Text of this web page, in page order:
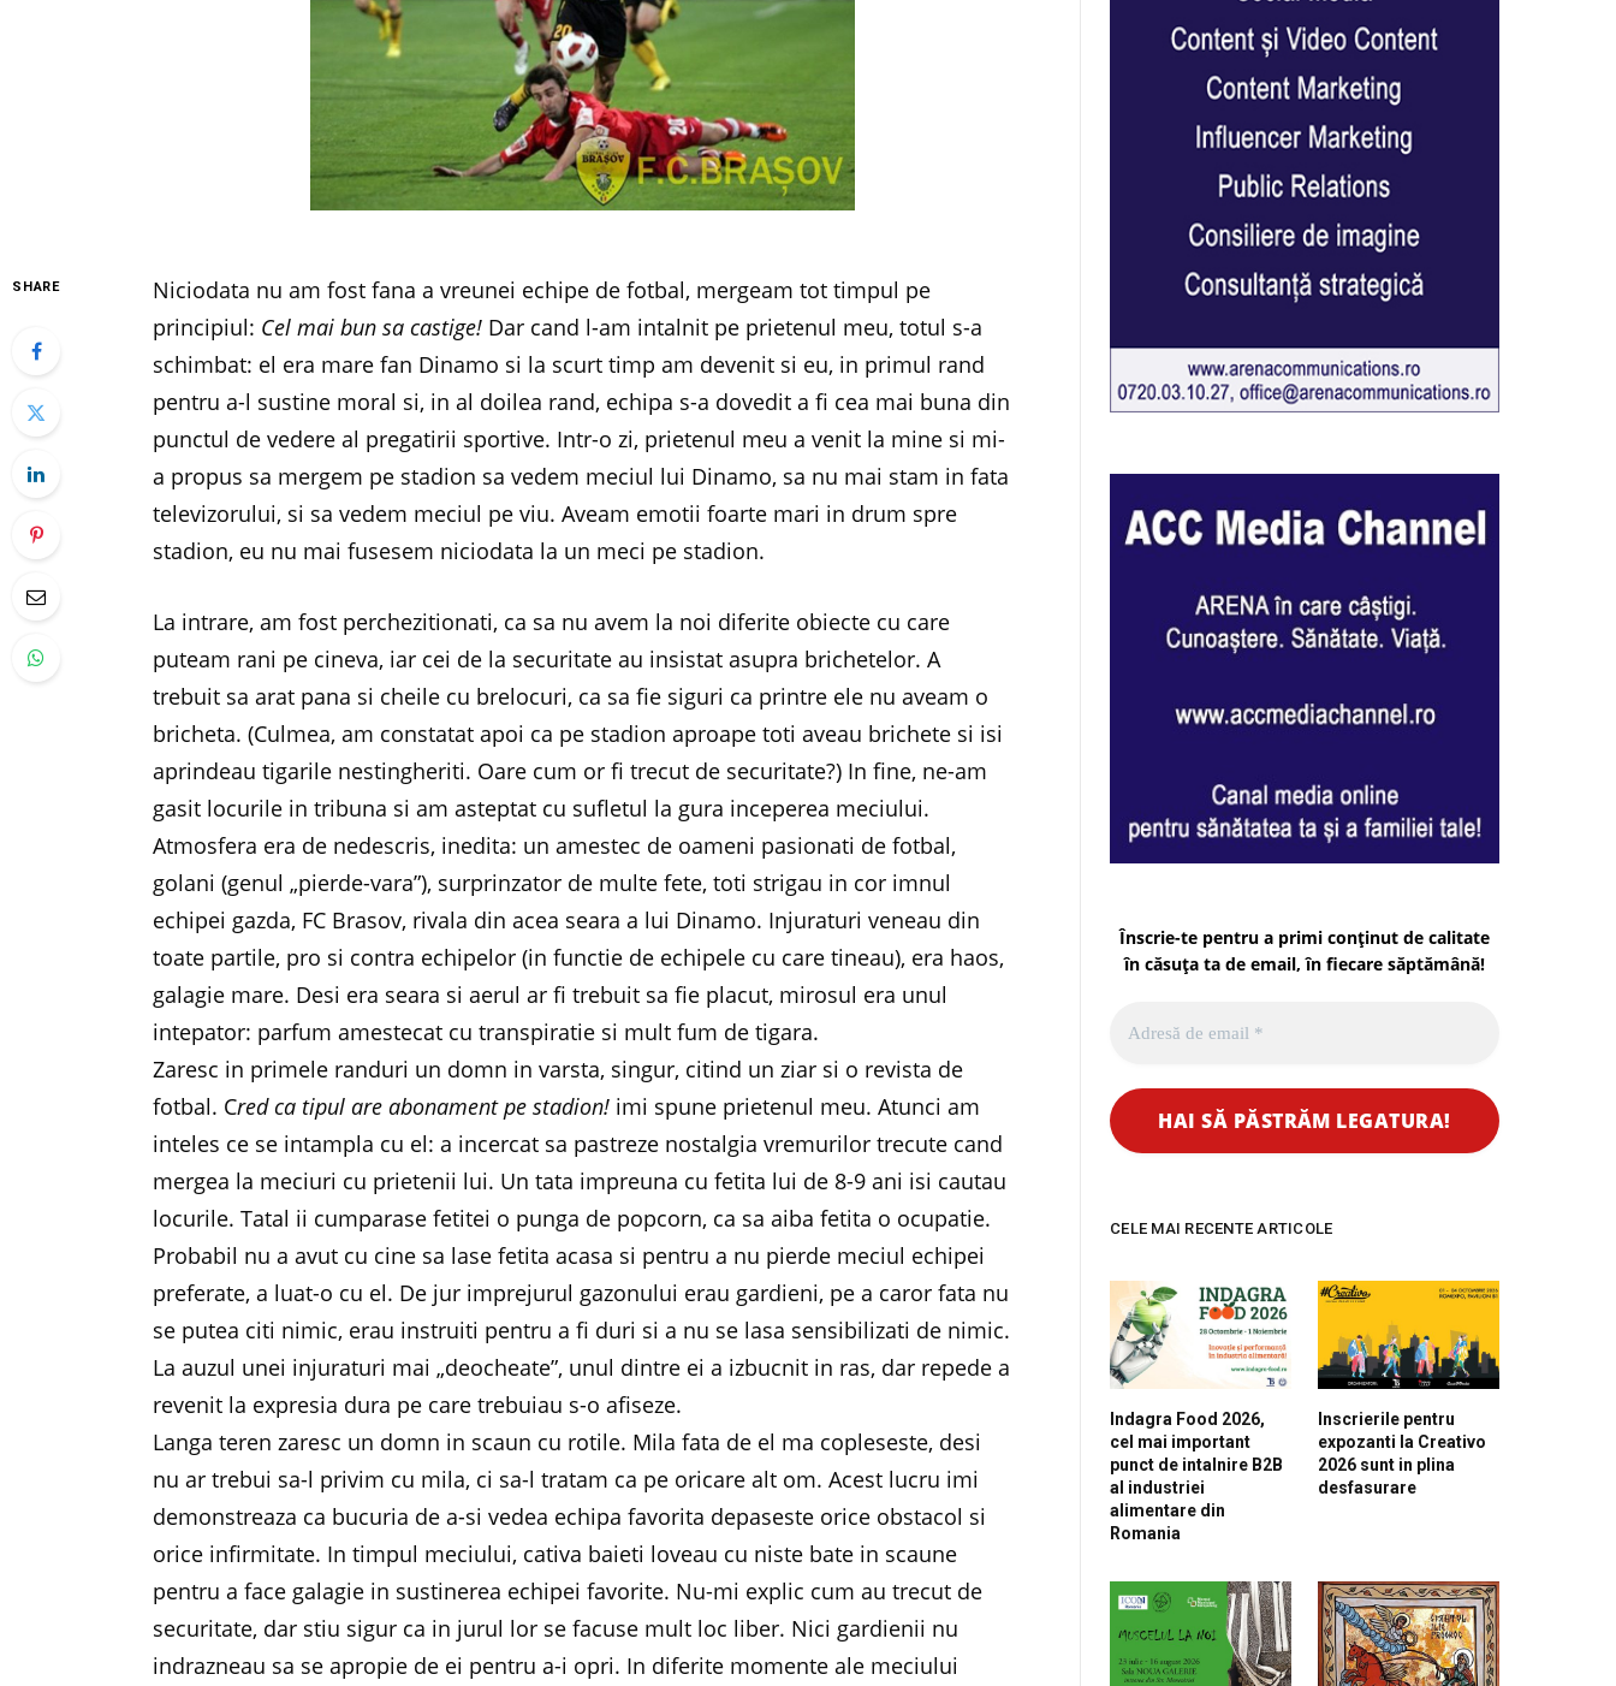
SHARE
Niciodata nu am fost fana a vreunei echipe de fotbal, mergeam tot timpul pe
principiul: Cel mai bun sa castige! Dar cand l-am intalnit pe prietenul meu, totul s-a
schimbat: el era mare fan Dinamo si la scurt timp am devenit si eu, in primul rand
pentru a-l sustine moral si, in al doilea rand, echipa s-a dovedit a fi cea mai buna din
punctul de vedere al pregatirii sportive. Intr-o zi, prietenul meu a venit la mine si mi-
a propus sa mergem pe stadion sa vedem meciul lui Dinamo, sa nu mai stam in fata
televizorului, si sa vedem meciul pe viu. Aveam emotii foarte mari in drum spre
stadion, eu nu mai fusesem niciodata la un meci pe stadion.
La intrare, am fost perchezitionati, ca sa nu avem la noi diferite obiecte cu care
puteam rani pe cineva, iar cei de la securitate au insistat asupra brichetelor. A
trebuit sa arat pana si cheile cu brelocuri, ca sa fie siguri ca printre ele nu aveam o
bricheta. (Culmea, am constatat apoi ca pe stadion aproape toti aveau brichete si isi
aprindeau tigarile nestingheriti. Oare cum or fi trecut de securitate?) In fine, ne-am
gasit locurile in tribuna si am asteptat cu sufletul la gura inceperea meciului.
Atmosfera era de nedescris, inedita: un amestec de oameni pasionati de fotbal,
golani (genul „pierde-vara”), surprinzator de multe fete, toti strigau in cor imnul
echipei gazda, FC Brasov, rivala din acea seara a lui Dinamo. Injuraturi veneau din
toate partile, pro si contra echipelor (in functie de echipele cu care tineau), era haos,
galagie mare. Desi era seara si aerul ar fi trebuit sa fie placut, mirosul era unul
intepator: parfum amestecat cu transpiratie si mult fum de tigara.
Zaresc in primele randuri un domn in varsta, singur, citind un ziar si o revista de
fotbal. Cred ca tipul are abonament pe stadion! imi spune prietenul meu. Atunci am
inteles ce se intampla cu el: a incercat sa pastreze nostalgia vremurilor trecute cand
mergea la meciuri cu prietenii lui. Un tata impreuna cu fetita lui de 8-9 ani isi cautau
locurile. Tatal ii cumparase fetitei o punga de popcorn, ca sa aiba fetita o ocupatie.
Probabil nu a avut cu cine sa lase fetita acasa si pentru a nu pierde meciul echipei
preferate, a luat-o cu el. De jur imprejurul gazonului erau gardieni, pe a caror fata nu
se putea citi nimic, erau instruiti pentru a fi duri si a nu se lasa sensibilizati de nimic.
La auzul unei injuraturi mai „deocheate”, unul dintre ei a izbucnit in ras, dar repede a
revenit la expresia dura pe care trebuiau s-o afiseze.
Langa teren zaresc un domn in scaun cu rotile. Mila fata de el ma copleseste, desi
nu ar trebui sa-l privim cu mila, ci sa-l tratam ca pe oricare alt om. Acest lucru imi
demonstreaza ca bucuria de a-si vedea echipa favorita depaseste orice obstacol si
orice infirmitate. In timpul meciului, cativa baieti loveau cu niste bate in scaune
pentru a face galagie in sustinerea echipei favorite. Nu-mi explic cum au trecut de
securitate, dar stiu sigur ca in jurul lor se facuse mult loc liber. Nici gardienii nu
indrazneau sa se apropie de ei pentru a-i opri. In diferite momente ale meciului
Înscrie-te pentru a primi conținut de calitate
în căsuța ta de email, în fiecare săptămână!
CELE MAI RECENTE ARTICOLE
Indagra Food 2026,
cel mai important
punct de intalnire B2B
al industriei
alimentare din
Romania
Inscrierile pentru
expozanti la Creativo
2026 sunt in plina
desfasurare